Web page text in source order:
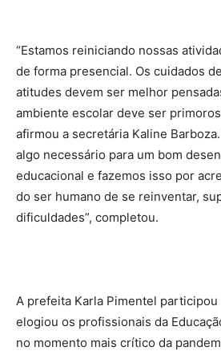
“Estamos reiniciando nossas
de forma presencial. Os cuidados
atitudes devem ser melhor
ambiente escolar deve ser
afirmou a secretária Kaline
algo necessário para um bom
educacional e fazemos isso por
do ser humano de se reinventar,
dificuldades”, completou.
A prefeita Karla Pimentel
elogiou os profissionais da
no momento mais crítico da